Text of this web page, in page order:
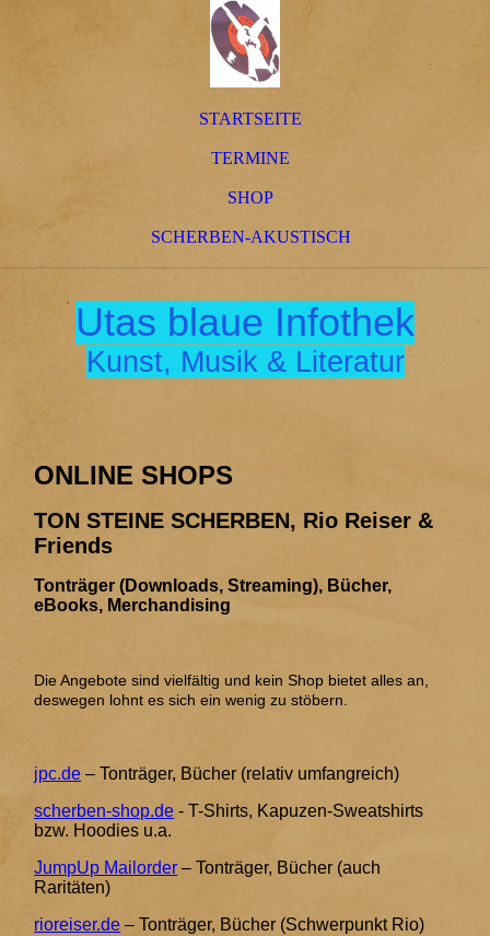
STARTSEITE
TERMINE
SHOP
SCHERBEN-AKUSTISCH
Utas blaue Infothek
Kunst, Musik & Literatur
ONLINE SHOPS
TON STEINE SCHERBEN, Rio Reiser &
Friends
Tonträger (Downloads, Streaming), Bücher,
eBooks, Merchandising
Die Angebote sind vielfältig und kein Shop bietet alles an,
deswegen lohnt es sich ein wenig zu stöbern.
jpc.de – Tonträger, Bücher (relativ umfangreich)
scherben-shop.de - T-Shirts, Kapuzen-Sweatshirts
bzw. Hoodies u.a.
JumpUp Mailorder – Tonträger, Bücher (auch
Raritäten)
rioreiser.de – Tonträger, Bücher (Schwerpunkt Rio)